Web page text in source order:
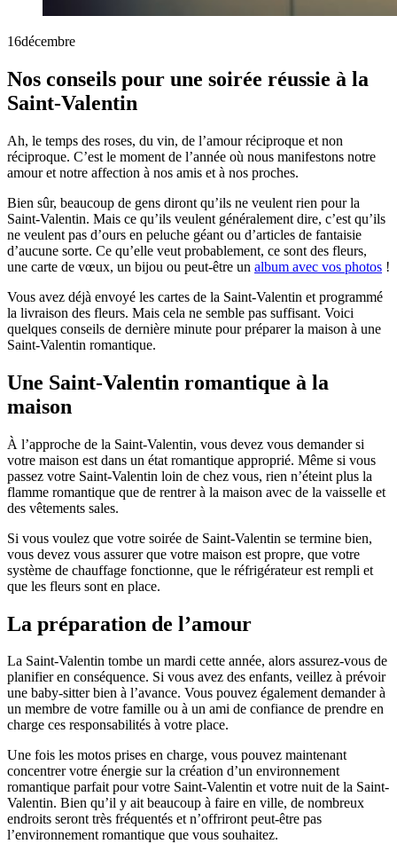
16décembre
Nos conseils pour une soirée réussie à la
Saint-Valentin
Ah, le temps des roses, du vin, de l’amour réciproque et non
réciproque. C’est le moment de l’année où nous manifestons notre
amour et notre affection à nos amis et à nos proches.
Bien sûr, beaucoup de gens diront qu’ils ne veulent rien pour la
Saint-Valentin. Mais ce qu’ils veulent généralement dire, c’est qu’ils
ne veulent pas d’ours en peluche géant ou d’articles de fantaisie
d’aucune sorte. Ce qu’elle veut probablement, ce sont des fleurs,
une carte de vœux, un bijou ou peut-être un album avec vos photos !
Vous avez déjà envoyé les cartes de la Saint-Valentin et programmé
la livraison des fleurs. Mais cela ne semble pas suffisant. Voici
quelques conseils de dernière minute pour préparer la maison à une
Saint-Valentin romantique.
Une Saint-Valentin romantique à la
maison
À l’approche de la Saint-Valentin, vous devez vous demander si
votre maison est dans un état romantique approprié. Même si vous
passez votre Saint-Valentin loin de chez vous, rien n’éteint plus la
flamme romantique que de rentrer à la maison avec de la vaisselle et
des vêtements sales.
Si vous voulez que votre soirée de Saint-Valentin se termine bien,
vous devez vous assurer que votre maison est propre, que votre
système de chauffage fonctionne, que le réfrigérateur est rempli et
que les fleurs sont en place.
La préparation de l’amour
La Saint-Valentin tombe un mardi cette année, alors assurez-vous de
planifier en conséquence. Si vous avez des enfants, veillez à prévoir
une baby-sitter bien à l’avance. Vous pouvez également demander à
un membre de votre famille ou à un ami de confiance de prendre en
charge ces responsabilités à votre place.
Une fois les motos prises en charge, vous pouvez maintenant
concentrer votre énergie sur la création d’un environnement
romantique parfait pour votre Saint-Valentin et votre nuit de la Saint-
Valentin. Bien qu’il y ait beaucoup à faire en ville, de nombreux
endroits seront très fréquentés et n’offriront peut-être pas
l’environnement romantique que vous souhaitez.